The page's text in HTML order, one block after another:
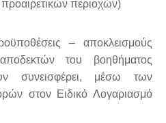
περιοχών)
– αποκλεισμούς
του βοηθήματος
συνεισφέρει, μέσω των
στον Ειδικό Λογαριασμό